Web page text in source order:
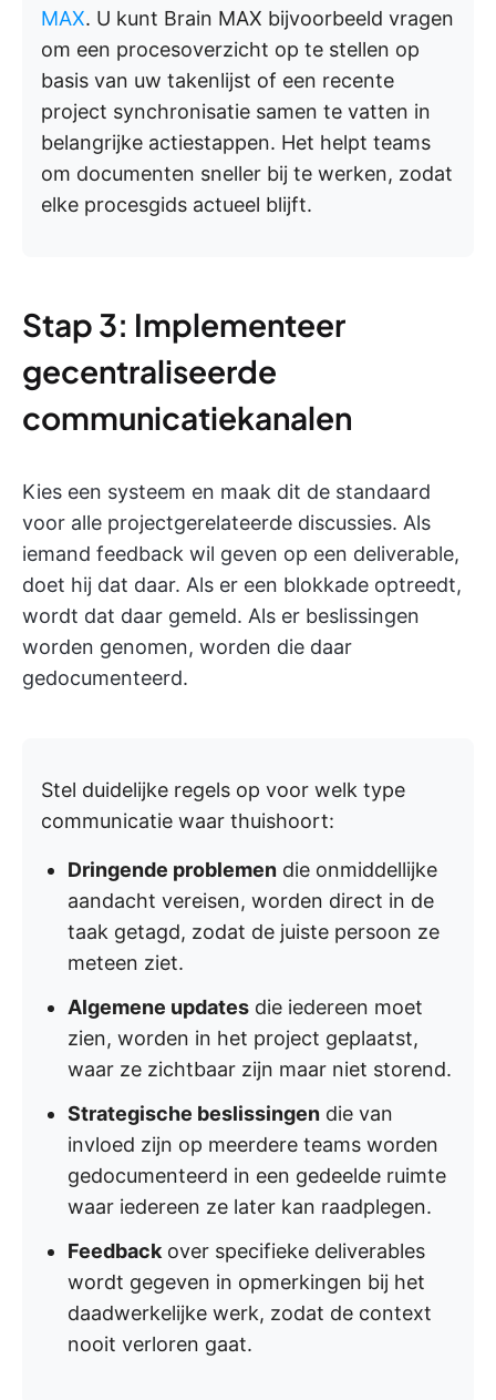
MAX. U kunt Brain MAX bijvoorbeeld vragen
om een procesoverzicht op te stellen op
basis van uw takenlijst of een recente
project synchronisatie samen te vatten in
belangrijke actiestappen. Het helpt teams
om documenten sneller bij te werken, zodat
elke procesgids actueel blijft.
Stap 3: Implementeer
gecentraliseerde
communicatiekanalen
Kies een systeem en maak dit de standaard
voor alle projectgerelateerde discussies. Als
iemand feedback wil geven op een deliverable,
doet hij dat daar. Als er een blokkade optreedt,
wordt dat daar gemeld. Als er beslissingen
worden genomen, worden die daar
gedocumenteerd.
Stel duidelijke regels op voor welk type
communicatie waar thuishoort:
Dringende problemen die onmiddellijke
aandacht vereisen, worden direct in de
taak getagd, zodat de juiste persoon ze
meteen ziet.
Algemene updates die iedereen moet
zien, worden in het project geplaatst,
waar ze zichtbaar zijn maar niet storend.
Strategische beslissingen die van
invloed zijn op meerdere teams worden
gedocumenteerd in een gedeelde ruimte
waar iedereen ze later kan raadplegen.
Feedback over specifieke deliverables
wordt gegeven in opmerkingen bij het
daadwerkelijke werk, zodat de context
nooit verloren gaat.